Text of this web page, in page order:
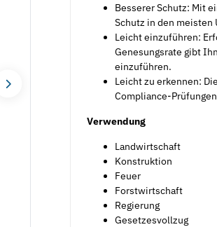
Besserer Schutz: Mit
Schutz in den meisten
Leicht einzuführen:
Genesungsrate gibt
einzuführen.
Leicht zu erkennen:
Compliance-
Verwendung
Landwirtschaft
Konstruktion
Feuer
Forstwirtschaft
Regierung
Gesetzesvollzug
Oberflächenfräse EOF 100.1